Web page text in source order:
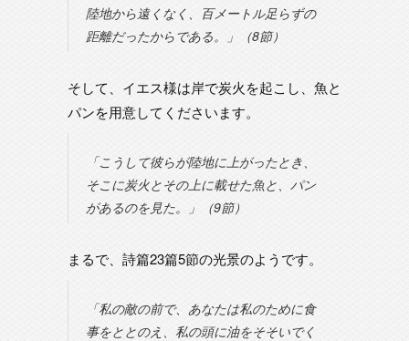
陸地から遠くなく、百メートル足らずの
距離だったからである。」（8節）
そして、イエス様は岸で炭火を起こし、魚と
パンを用意してくださいます。
「こうして彼らが陸地に上がったとき、
そこに炭火とその上に載せた魚と、パン
があるのを見た。」（9節）
まるで、詩篇23篇5節の光景のようです。
「私の敵の前で、あなたは私のために食
事をととのえ、私の頭に油をそそいでく